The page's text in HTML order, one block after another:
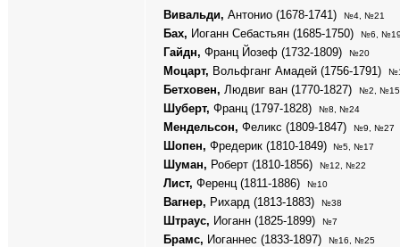
Вивальди, Антонио (1678-1741) №4, №21
Бах, Иоганн Себастьян (1685-1750) №6,
Гайдн, Франц Йозеф (1732-1809) №20
Моцарт, Вольфганг Амадей (1756-1791)
Бетховен, Людвиг ван (1770-1827) №2,
Шуберт, Франц (1797-1828) №8, №24
Мендельсон, Феликс (1809-1847) №9, №27
Шопен, Фредерик (1810-1849) №5, №17
Шуман, Роберт (1810-1856) №12, №22
Лист, Ференц (1811-1886) №10
Вагнер, Рихард (1813-1883) №38
Штраус, Иоганн (1825-1899) №7
Брамс, Иоганнес (1833-1897) №16, №25